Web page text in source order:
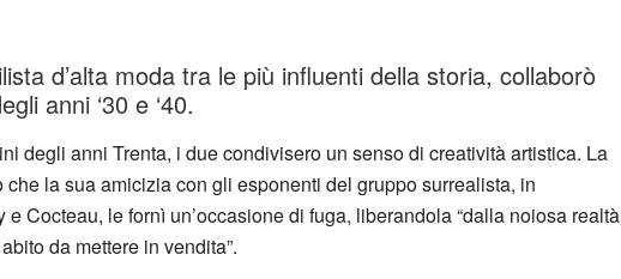
d’alta moda tra le più influenti della storia, collaborò
anni ‘30 e ‘40.
degli anni Trenta, i due condivisero un senso di creatività artistica. La
la sua amicizia con gli esponenti del gruppo surrealista, in
Cocteau, le fornì un’occasione di fuga, liberandola “dalla noiosa realtà
da mettere in vendita”.